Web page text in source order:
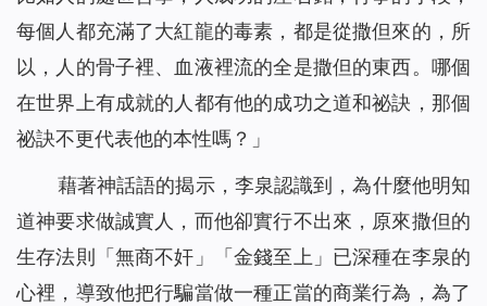
每個人都充滿了大紅龍的毒素，都是從撒但來的，所
以，人的骨子裡、血液裡流的全是撒但的東西。哪個
在世界上有成就的人都有他的成功之道和祕訣，那個
祕訣不更代表他的本性嗎？ 」
藉著神話語的揭示，李泉認識到，為什麼他明知
道神要求做誠實人，而他卻實行不出來，原來撒但的
生存法則「無商不奸」「金錢至上」已深種在李泉的
心裡，導致他把行騙當做一種正當的商業行為，為了